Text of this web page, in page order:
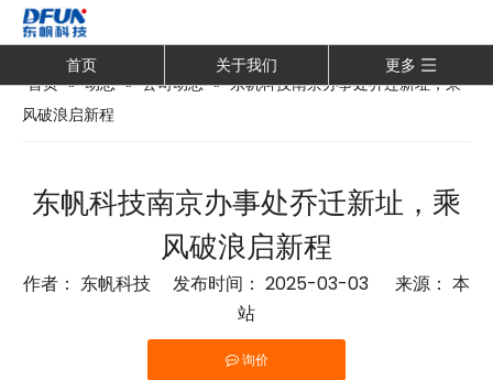
首页 关于我们
更多
首页 » 动态 » 公司动态 » 东帆科技南京办事处乔迁新址，乘
风破浪启新程
东帆科技南京办事处乔迁新址，乘
风破浪启新程
作者： 东帆科技 发布时间： 2025-03-03 来源： 本
站
询价